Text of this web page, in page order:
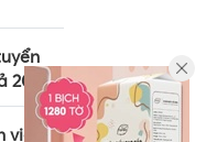
2024